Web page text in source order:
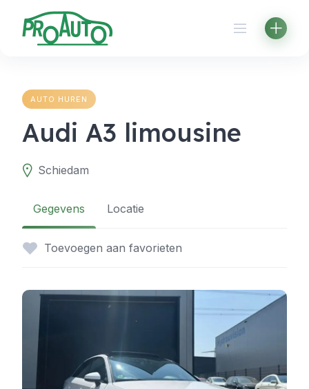
content
AUTO HUREN
Audi A3 limousine
Schiedam
Gegevens Locatie
Toevoegen aan favorieten